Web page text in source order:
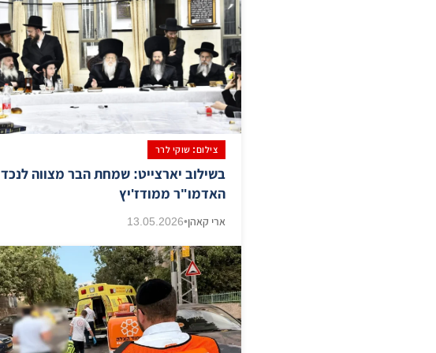
צילום: שוקי לרר
בשילוב יארצייט: שמחת הבר מצווה לנכד
האדמו"ר ממודז'יץ
ארי קאהן•
13.05.2026